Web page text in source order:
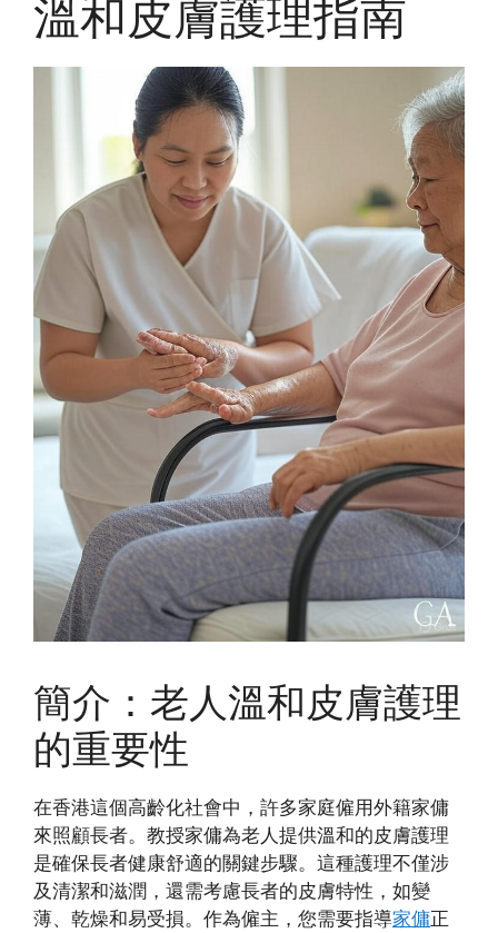
溫和皮膚護理指南
簡介：老人溫和皮膚護理
的重要性
在香港這個高齡化社會中，許多家庭僱用外籍家傭
來照顧長者。教授家傭為老人提供溫和的皮膚護理
是確保長者健康舒適的關鍵步驟。這種護理不僅涉
及清潔和滋潤，還需考慮長者的皮膚特性，如變
薄、乾燥和易受損。作為僱主，您需要指導家傭正